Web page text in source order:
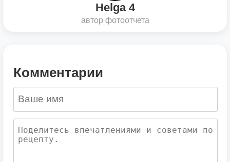
Helga 4
автор фотоотчета
Комментарии